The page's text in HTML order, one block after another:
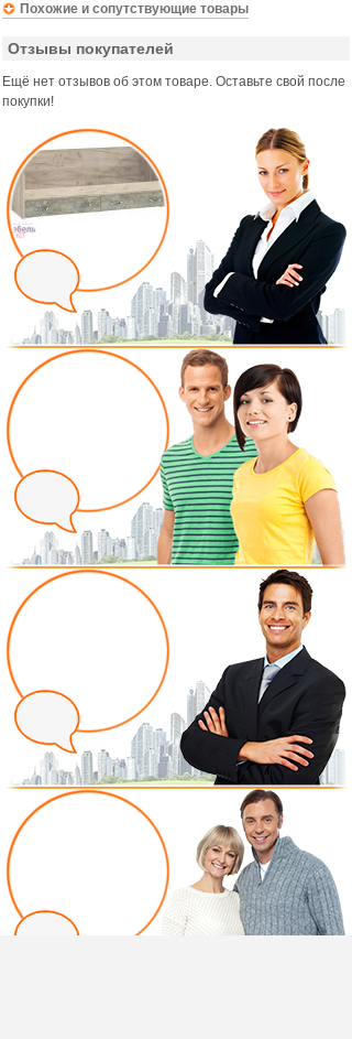
Похожие и сопутствующие товары
Отзывы покупателей
Ещё нет отзывов об этом товаре. Оставьте свой после
покупки!